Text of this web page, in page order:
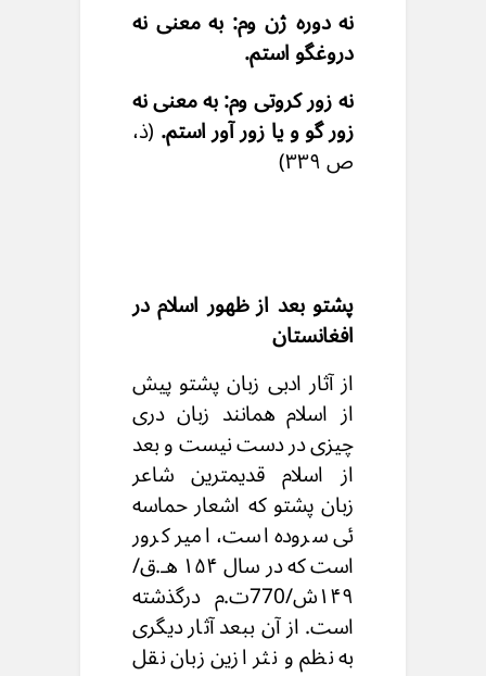
نه دوره ژن وم: به معنی نه
دروغگو استم.
نه زور کروتی وم: به معنی نه
زور گو و یا زور آور استم. (ذ،
ص ۳۳٩)
پشتو بعد از ظهور اسلام در
افغانستان
از آثار ادبی زبان پشتو پیش
از اسلام همانند زبان دری
چیزی در دست نیست و بعد
از اسلام قدیمترین شاعر
زبان پشتو که اشعار حماسه
ئی سروده است، امیر کرور
است که در سال ۱۵۴ هـ.ق/
۱۴۹ش/770ت.م درگذشته
است. از آن ببعد آثار دیگری
به نظم و نثر ازین زبان نقل